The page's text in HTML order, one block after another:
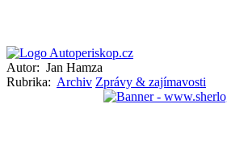
Autor: Jan Hamza
Rubrika: Archiv Zprávy & zajímavosti